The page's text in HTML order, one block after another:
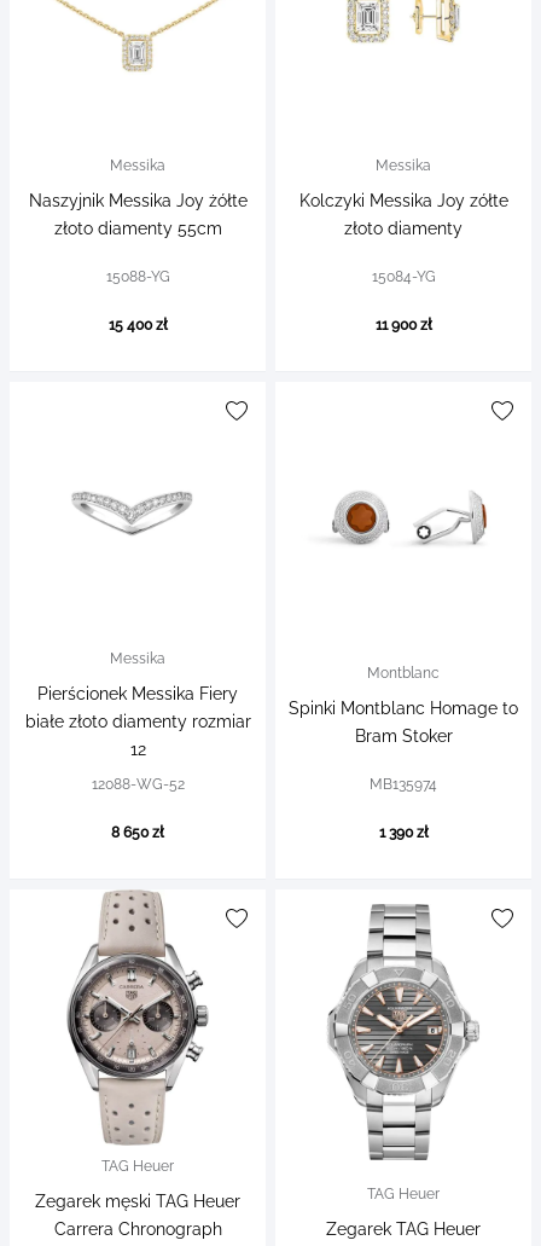
Messika
Naszyjnik Messika Joy żółte
złoto diamenty 55cm
15088-YG
15 400 zł
Messika
Kolczyki Messika Joy zółte
złoto diamenty
15084-YG
11 900 zł
Messika
Pierścionek Messika Fiery
białe złoto diamenty rozmiar
12
12088-WG-52
8 650 zł
Montblanc
Spinki Montblanc Homage to
Bram Stoker
MB135974
1 390 zł
TAG Heuer
Zegarek męski TAG Heuer
Carrera Chronograph
TAG Heuer
Zegarek TAG Heuer